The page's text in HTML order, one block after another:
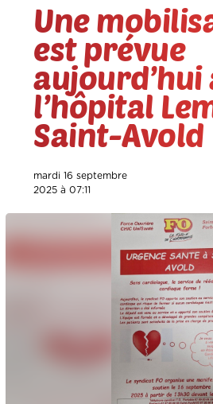
Une
est prévue
aujourd’hui
l’hôpital
Saint-Avold
mardi 16 septembre
2025 à 07:11